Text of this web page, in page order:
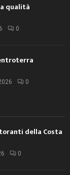
qualità
0
0
della Costa
0